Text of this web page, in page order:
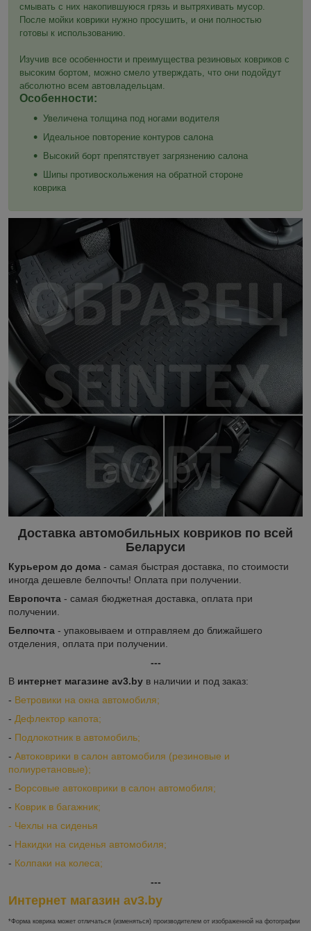
смывать с них накопившуюся грязь и вытряхивать мусор.
После мойки коврики нужно просушить, и они полностью
готовы к использованию.
Изучив все особенности и преимущества резиновых ковриков с
высоким бортом, можно смело утверждать, что они подойдут
абсолютно всем автовладельцам.
Особенности:
Увеличена толщина под ногами водителя
Идеальное повторение контуров салона
Высокий борт препятствует загрязнению салона
Шипы противоскольжения на обратной стороне
коврика
Доставка автомобильных ковриков по всей
Беларуси
Курьером до дома - самая быстрая доставка, по стоимости
иногда дешевле белпочты! Оплата при получении.
Европочта - самая бюджетная доставка, оплата при
получении.
Белпочта - упаковываем и отправляем до ближайшего
отделения, оплата при получении.
---
В интернет магазине av3.by в наличии и под заказ:
- Ветровики на окна автомобиля;
- Дефлектор капота;
- Подлокотник в автомобиль;
- Автоковрики в салон автомобиля (резиновые и
полиуретановые);
- Ворсовые автоковрики в салон автомобиля;
- Коврик в багажник;
- Чехлы на сиденья
- Накидки на сиденья автомобиля;
- Колпаки на колеса;
---
Интернет магазин av3.by
*Форма коврика может отличаться (изменяться) производителем от изображенной на фотографии